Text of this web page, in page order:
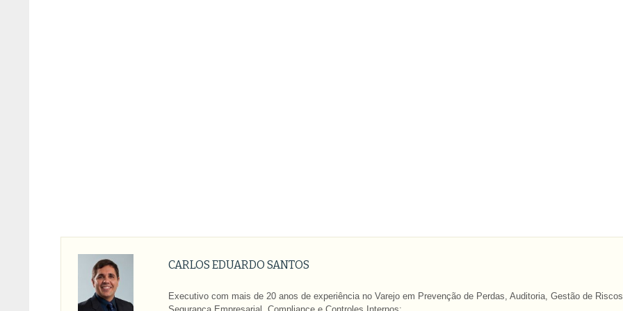
CARLOS EDUARDO SANTOS
Executivo com mais de 20 anos de experiência no Varejo em Prevenção de Perdas, Auditoria, Gestão de